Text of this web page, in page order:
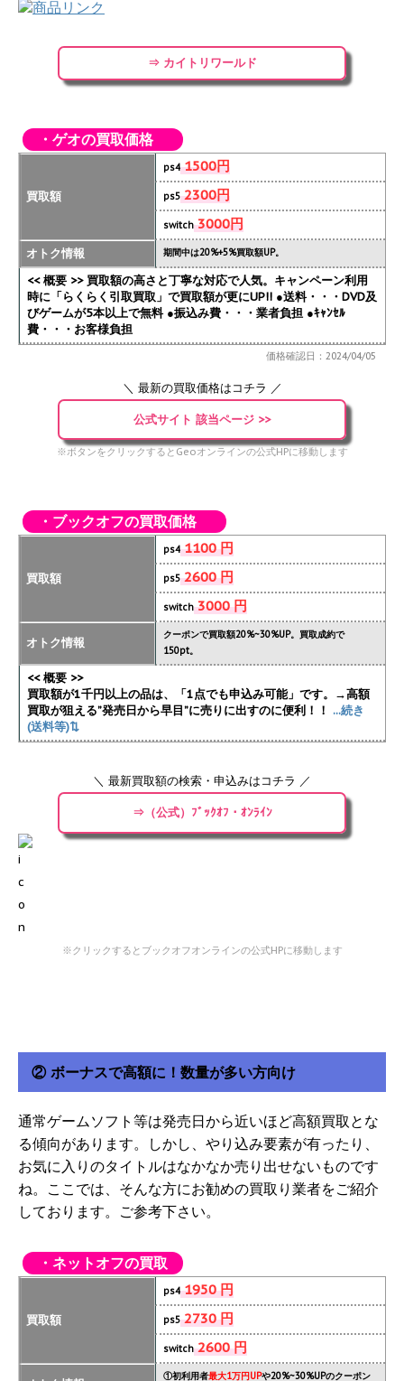
⇒ カイトリワールド
・ゲオの買取価格
買取額
ps41500円
ps52300円
switch3000円
オトク情報 期間中は20%+5%買取額UP。
<< 概要 >> 買取額の高さと丁寧な対応で人気。キャンペーン利用
時に「らくらく引取買取」で買取額が更にUP!! ●送料・・・DVD及
びゲームが5本以上で無料 ●振込み費・・・業者負担 ●ｷｬﾝｾﾙ
費・・・お客様負担
価格確認日：2024/04/05
＼ 最新の買取価格はコチラ ／
公式サイト 該当ページ >>
※ボタンをクリックするとGeoオンラインの公式HPに移動します
・ブックオフの買取価格
買取額
ps41100 円
ps52600 円
switch3000 円
オトク情報
クーポンで買取額20%~30%UP。買取成約で
150pt。
<< 概要 >>
買取額が1千円以上の品は、「1点でも申込み可能」です。→高額
買取が狙える”発売日から早目”に売りに出すのに便利！！ ...続き
(送料等)⇅
＼ 最新買取額の検索・申込みはコチラ ／
⇒（公式）ﾌﾞｯｸｵﾌ・ｵﾝﾗｲﾝ
※クリックするとブックオフオンラインの公式HPに移動します
② ボーナスで高額に！数量が多い方向け
通常ゲームソフト等は発売日から近いほど高額買取とな
る傾向があります。しかし、やり込み要素が有ったり、
お気に入りのタイトルはなかなか売り出せないものです
ね。ここでは、そんな方にお勧めの買取り業者をご紹介
しております。ご参考下さい。
・ネットオフの買取
買取額
ps41950 円
ps52730 円
switch2600 円
①初利用者最大1万円UPや20%~30%UPのクーポン